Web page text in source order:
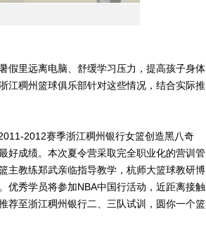
里远离电脑、舒缓学习压力，提高孩子身体
江稠州篮球俱乐部针对这些情况，结合实际推
2012赛季浙江稠州银行女篮创造黑八奇
好成绩。本次夏令营采取完全职业化的营训管
主教练郑武亲临指导教学，杭师大篮球教研博
优秀学员将参加NBA中国行活动，近距离接触
荐至浙江稠州银行二、三队试训，圆你一个篮